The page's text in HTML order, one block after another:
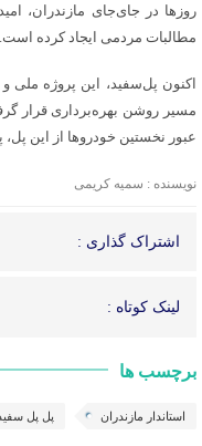
روزها در جای‌جای مازندران،
مطالبات مردمی ایجاد کرده است.
اکنون پل‌سفید، این پروژه ملی
مسیر روشن بهره‌برداری قرار
عبور نخستین خودروها از این پل،
نویسنده : سمیه کریمی
اشتراک گذاری :
لینک کوتاه :
برچسب ها
استاندار مازندران پل پل سفید